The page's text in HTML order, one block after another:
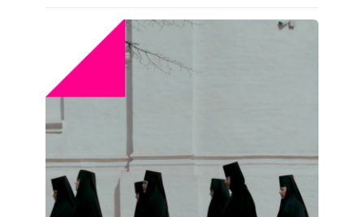
СБ, СЕНТЯБРЬ 5, 2026 16:00
DOKERSHORTS #1
КЦ «ОКТЯБРЬ» ЗАЛ №8 67 МИН
От Папуа до Башкирии — путешествие за
пределы видимого мира (ЗОЛОТОЙ ОСТРОВ /
КОНКУРС КОРОТКОГО МЕТРА
Подробнее